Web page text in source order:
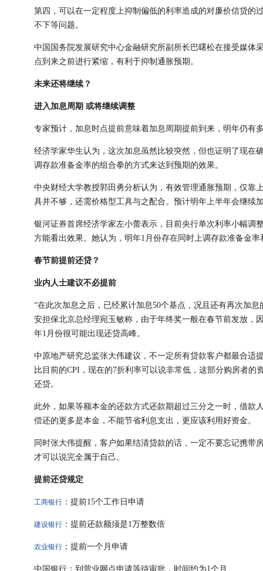
第四，可以在一定程度上抑制偏低的利率造成的对廉价信贷的
不下等问题。
中国国务院发展研究中心金融研究所副所长巴曙松在接受媒体
点到来之前进行紧缩，有利于抑制通胀预期。
未来还将继续？
进入加息周期 或将继续调整
专家预计，加息时点提前意味着加息周期提前到来，明年仍有
经济学家华生认为，这次加息虽然比较突然，但也证明了现在
调存款准备金率的组合拳的方式来达到预期的效果。
中央财经大学教授郭田勇分析认为，有效管理通胀预期，仅靠
具并不够，还需价格型工具与之配合。预计明年上半年会继续
银河证券首席经济学家左小蕾表示，目前央行单次利率小幅调
方能看出效果。她认为，明年1月份存在同时上调存款准备金率
春节前提前还贷？
业内人士建议不必提前
“在此次加息之后，已经累计加息50个基点，况且还有再次加
安担保北京总经理宛玉敏称，由于年终奖一般在春节前发放，
年1月份很可能出现还贷高峰。
中原地产研究总监张大伟建议，不一定所有贷款客户都最合适
比目前的CPI，现在的7折利率可以说非常低，这部分购房者的
还贷。
此外，如果等额本金的还款方式还款期超过三分之一时，借款
偿还的更多是本金，不能节省利息支出，更应该利用好资金。
同时张大伟提醒，客户如果结清贷款的话，一定不要忘记携带
才可以说完全属于自己。
提前还贷规定
工商银行 ：提前15个工作日申请
建设银行 ：提前还款额须是1万整数倍
农业银行 ：提前一个月申请
中国银行：到营业网点申请等待审批，时间约为1个月